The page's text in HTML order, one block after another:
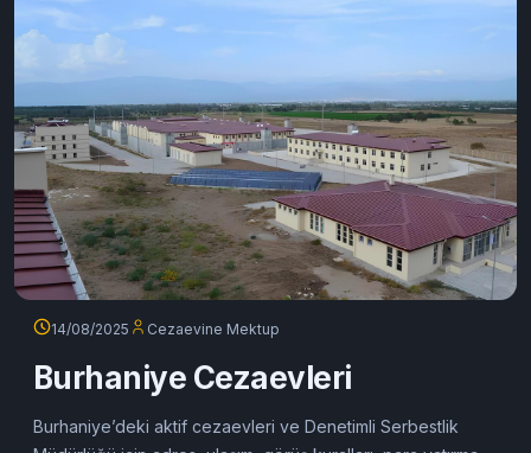
14/08/2025 Cezaevine Mektup
Burhaniye Cezaevleri
Burhaniye’deki aktif cezaevleri ve Denetimli Serbestlik